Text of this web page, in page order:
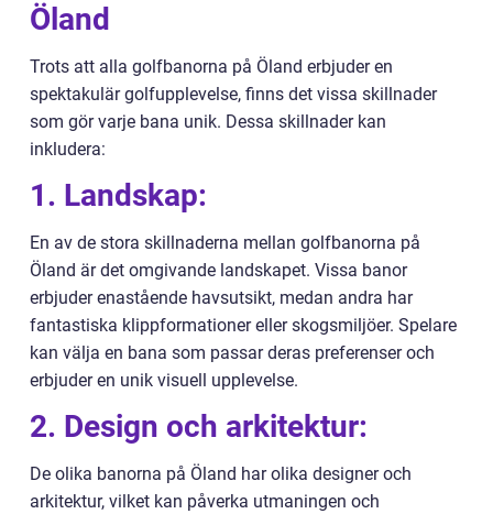
Öland
Trots att alla golfbanorna på Öland erbjuder en
spektakulär golfupplevelse, finns det vissa skillnader
som gör varje bana unik. Dessa skillnader kan
inkludera:
1. Landskap:
En av de stora skillnaderna mellan golfbanorna på
Öland är det omgivande landskapet. Vissa banor
erbjuder enastående havsutsikt, medan andra har
fantastiska klippformationer eller skogsmiljöer. Spelare
kan välja en bana som passar deras preferenser och
erbjuder en unik visuell upplevelse.
2. Design och arkitektur:
De olika banorna på Öland har olika designer och
arkitektur, vilket kan påverka utmaningen och